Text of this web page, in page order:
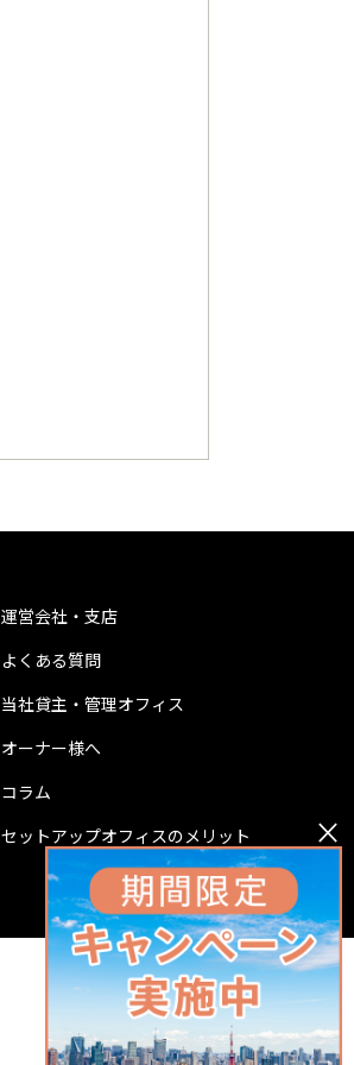
運営会社・支店
よくある質問
当社貸主・管理オフィス
オーナー様へ
コラム
セットアップオフィスのメリット
0120-001-527
×